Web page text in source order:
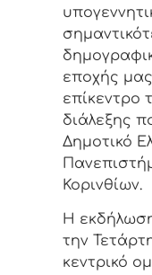
εποχής
επίκεντρο
διάλεξης
Δημοτικό
Κορινθίων.
Η
την
κεντρικό